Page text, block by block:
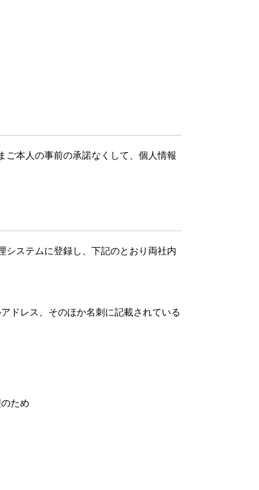
本人の事前の承諾なくして、個人情報
システムに登録し、下記のとおり両社内
ドレス、そのほか名刺に記載されている
ため